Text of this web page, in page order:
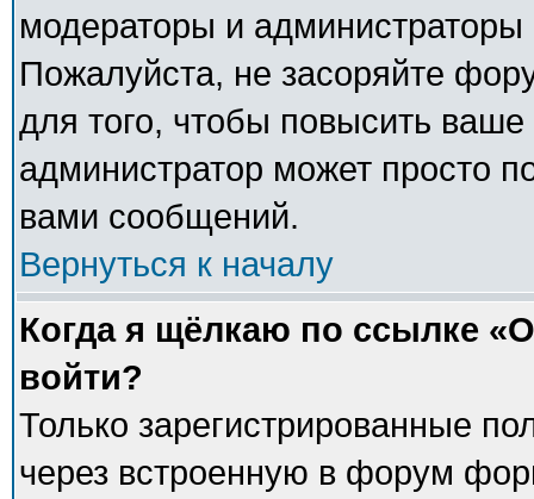
модераторы и
Пожалуйста, не засоряйте
для того, чтобы повысить
администратор может просто
вами сообщений.
Вернуться к началу
Когда я щёлкаю по ссылке
войти?
Только зарегистрированные
через встроенную в форум